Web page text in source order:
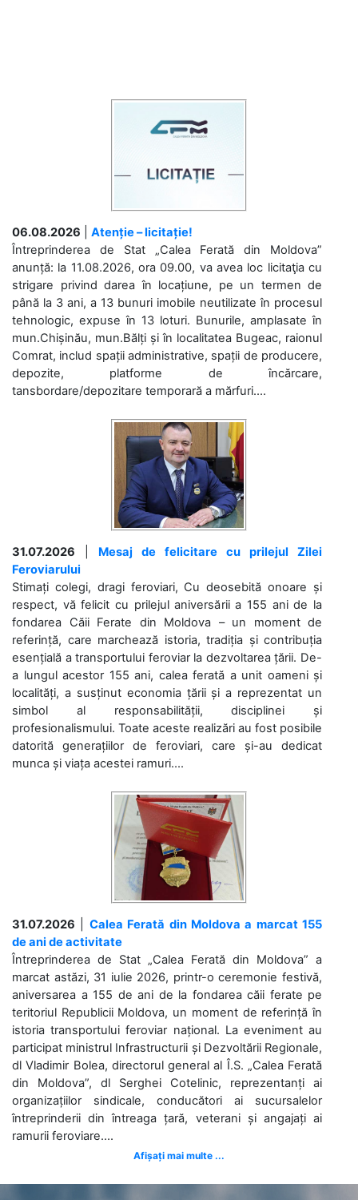
06.08.2026
Atenție – licitație!
Întreprinderea de Stat „Calea Ferată din Moldova”
anunță: la 11.08.2026, ora 09.00, va avea loc licitaţia cu
strigare privind darea în locațiune, pe un termen de
până la 3 ani, a 13 bunuri imobile neutilizate în procesul
tehnologic, expuse în 13 loturi. Bunurile, amplasate în
mun.Chișinău, mun.Bălți și în localitatea Bugeac, raionul
Comrat, includ spații administrative, spații de producere,
depozite, platforme de încărcare,
tansbordare/depozitare temporară a mărfuri....
31.07.2026
Mesaj de felicitare cu prilejul Zilei
Feroviarului
Stimați colegi, dragi feroviari, Cu deosebită onoare și
respect, vă felicit cu prilejul aniversării a 155 ani de la
fondarea Căii Ferate din Moldova – un moment de
referință, care marchează istoria, tradiția și contribuția
esențială a transportului feroviar la dezvoltarea țării. De-
a lungul acestor 155 ani, calea ferată a unit oameni și
localități, a susținut economia țării și a reprezentat un
simbol al responsabilității, disciplinei și
profesionalismului. Toate aceste realizări au fost posibile
datorită generațiilor de feroviari, care și-au dedicat
munca și viața acestei ramuri....
31.07.2026
Calea Ferată din Moldova a marcat 155
de ani de activitate
Întreprinderea de Stat „Calea Ferată din Moldova” a
marcat astăzi, 31 iulie 2026, printr-o ceremonie festivă,
aniversarea a 155 de ani de la fondarea căii ferate pe
teritoriul Republicii Moldova, un moment de referință în
istoria transportului feroviar național. La eveniment au
participat ministrul Infrastructurii și Dezvoltării Regionale,
dl Vladimir Bolea, directorul general al Î.S. „Calea Ferată
din Moldova”, dl Serghei Cotelinic, reprezentanți ai
organizațiilor sindicale, conducători ai sucursalelor
întreprinderii din întreaga țară, veterani și angajați ai
ramurii feroviare....
Afișați mai multe ...